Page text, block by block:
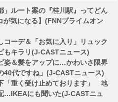
ルート案の『桂川駅』ってどん
気になる】(FNNプライムオン
ーデ＆「お気に入り」リュック
キラリ(J-CASTニュース)
姿＆髪をアップに…かわいさ限界
代ですね」(J-CASTニュース)
「重く受け止めております」 地
…IKEAにも聞いた(J-CASTニュ